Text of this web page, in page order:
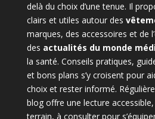
delà du choix d’une tenue. Il
clairs et utiles autour des
marques, des accessoires et de
des actualités du monde
la santé. Conseils pratiques,
et bons plans s’y croisent pour
choix et rester informé.
blog offre une lecture
terrain, à consulter pour